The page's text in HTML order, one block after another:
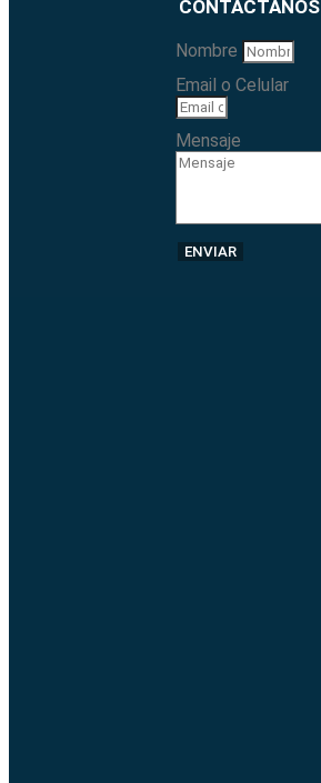
CONTACTANOS
Nombre
Email o Celular
Mensaje
ENVIAR